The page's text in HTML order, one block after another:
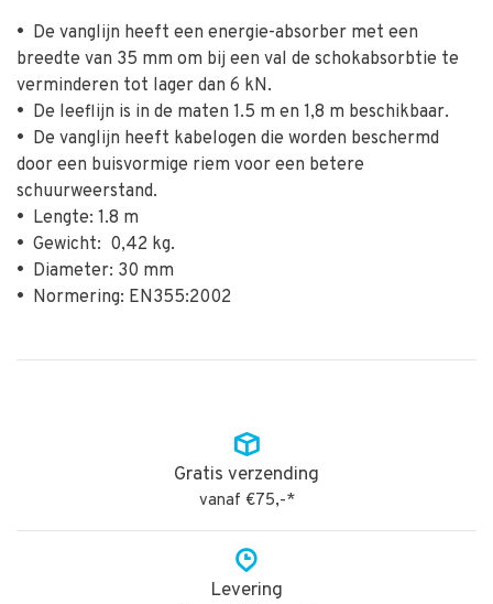
• De vanglijn heeft een energie-absorber met een
breedte van 35 mm om bij een val de schokabsorbtie te
verminderen tot lager dan 6 kN.
• De leeflijn is in de maten 1.5 m en 1,8 m beschikbaar.
• De vanglijn heeft kabelogen die worden beschermd
door een buisvormige riem voor een betere
schuurweerstand.
• Lengte: 1.8 m
• Gewicht: 0,42 kg.
• Diameter: 30 mm
• Normering: EN355:2002
Gratis verzending
vanaf €75,-*
Levering